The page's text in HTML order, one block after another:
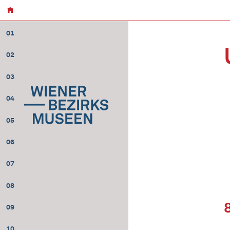
01
02
03
04
05
06
07
08
09